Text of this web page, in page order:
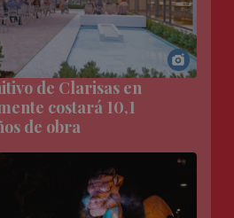
de Clarisas en
costará 10,1
de obra